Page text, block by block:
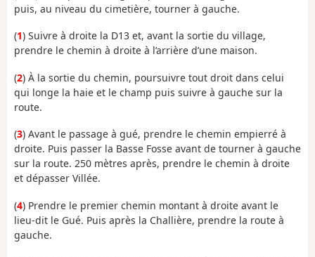
puis, au niveau du cimetière, tourner à gauche.
(1) Suivre à droite la D13 et, avant la sortie du village,
prendre le chemin à droite à l’arrière d’une maison.
(2) À la sortie du chemin, poursuivre tout droit dans celui
qui longe la haie et le champ puis suivre à gauche sur la
route.
(3) Avant le passage à gué, prendre le chemin empierré à
droite. Puis passer la Basse Fosse avant de tourner à gauche
sur la route. 250 mètres après, prendre le chemin à droite
et dépasser Villée.
(4) Prendre le premier chemin montant à droite avant le
lieu-dit le Gué. Puis après la Challière, prendre la route à
gauche.